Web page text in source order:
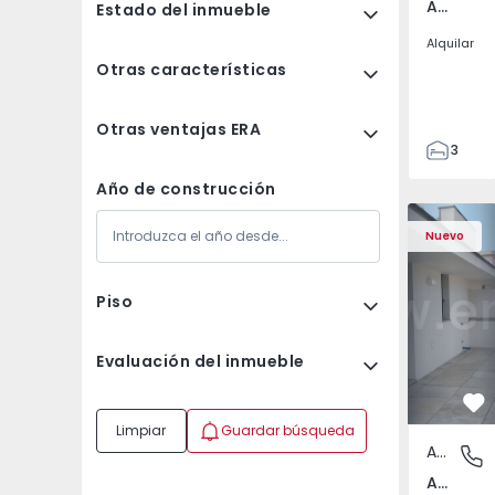
Estado del inmueble
Otras características
Otras ventajas ERA
Año de construcción
Piso
Evaluación del inmueble
Limpiar Guardar búsqueda
Av. Boavista, Porto
Alquilar
3
132
142
2
Nuevo
Apartamento T2
Av.
Apartamento
Av. Boavista, Porto